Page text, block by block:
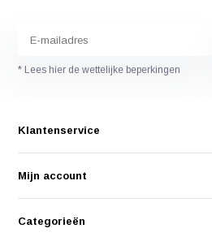
* Lees hier de wettelijke beperkingen
Klantenservice
Mijn account
Categorieën